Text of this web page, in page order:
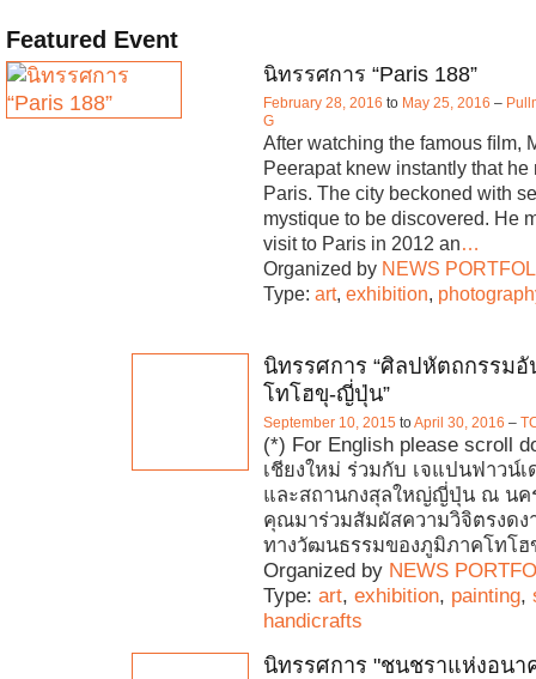
Featured Event
นิทรรศการ “Paris 188”
February 28, 2016 to May 25, 2016 –
G
After watching the famous ﬁlm,
Peerapat knew instantly that he
Paris. The city beckoned with
mystique to be discovered. He
visit to Paris in 2012 an
Organized by NEWS
Type: art, exhibition
นิทรรศการ “ศิลปหัตถกรรมอั
โทโฮขุ-ญี่ปุ่น”
September 10, 2015 toApril 30, 2016 –
(*) For English please scroll
เชียงใหม่ ร่วมกับ เจแปนฟาวน์เ
และสถานกงสุลใหญ่ญี่ปุ่น ณ นค
คุณมาร่วมสัมผัสความวิจิตรงดง
ทางวัฒนธรรมของภูมิภาคโทโ
Organized by NEWS
Type: art, exhibition, painting,
handicrafts
นิทรรศการ "ชนชราแห่งอนา